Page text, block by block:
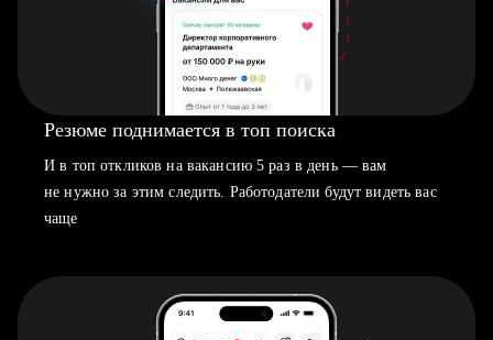
Резюме поднимается в топ поиска
И в топ откликов на вакансию 5 раз в день — вам
не нужно за этим следить. Работодатели будут видеть вас
чаще